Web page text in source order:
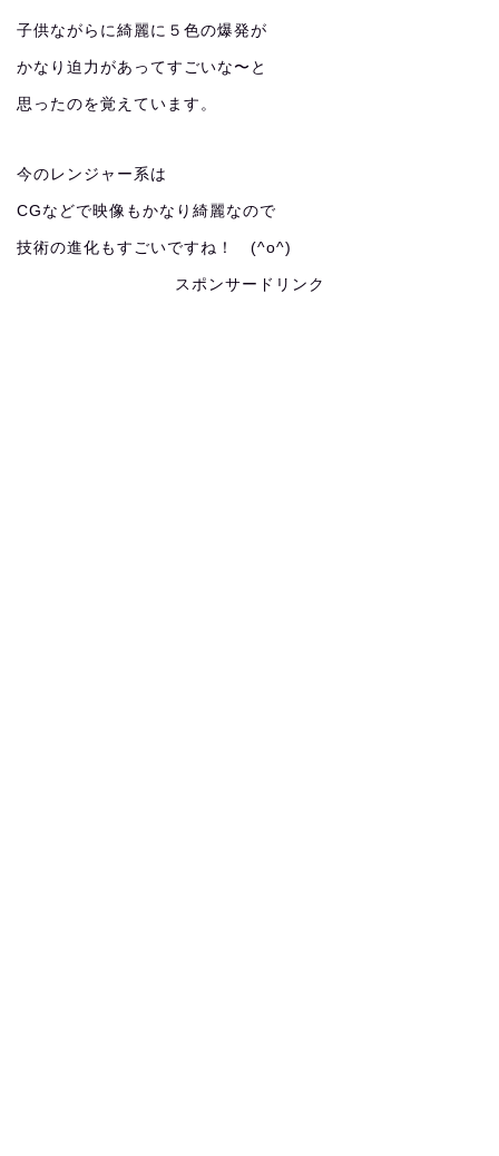
子供ながらに綺麗に５色の爆発が
かなり迫力があってすごいな〜と
思ったのを覚えています。
今のレンジャー系は
CGなどで映像もかなり綺麗なので
技術の進化もすごいですね！ (^o^)
スポンサードリンク